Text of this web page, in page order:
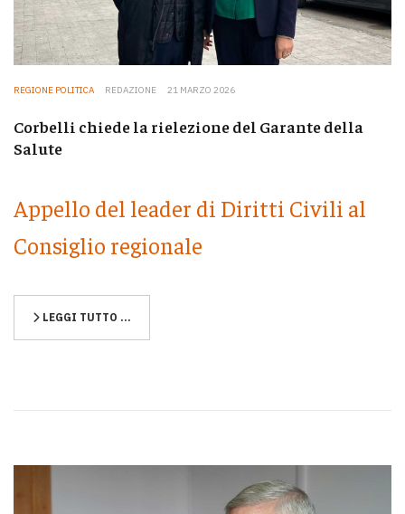
REGIONE POLITICA REDAZIONE 21 MARZO 2026
Corbelli chiede la rielezione del Garante della
Salute
Appello del leader di Diritti Civili al
Consiglio regionale
LEGGI TUTTO …